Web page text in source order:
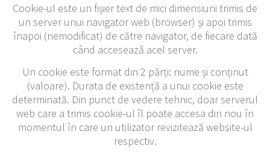
Cookie-ul este un fișier text de mici dimensiuni trimis de
un server unui navigator web (browser) și apoi trimis
înapoi (nemodificat) de către navigator, de fiecare dată
când accesează acel server.
Un cookie este format din 2 părți: nume și conținut
(valoare). Durata de existență a unui cookie este
determinată. Din punct de vedere tehnic, doar serverul
web care a trimis cookie-ul îl poate accesa din nou în
momentul în care un utilizator revizitează website-ul
respectiv.